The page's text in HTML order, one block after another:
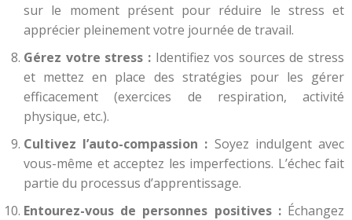
sur le moment présent pour réduire le stress et
apprécier pleinement votre journée de travail.
Gérez votre stress :Identifiez vos sources de stress
et mettez en place des stratégies pour les gérer
efficacement (exercices de respiration, activité
physique, etc.).
Cultivez l’auto-compassion : Soyez indulgent avec
vous-même et acceptez les imperfections. L’échec fait
partie du processus d’apprentissage.
Entourez-vous de personnes positives :Échangez